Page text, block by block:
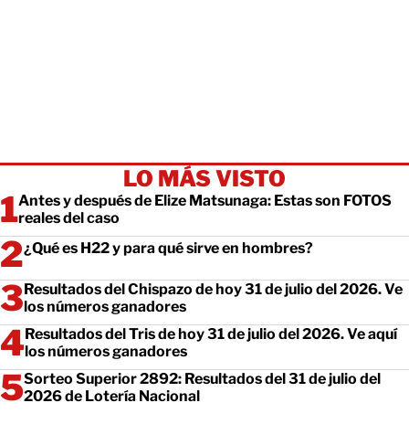
LO MÁS VISTO
Antes y después de Elize Matsunaga: Estas son FOTOS
reales del caso
¿Qué es H22 y para qué sirve en hombres?
Resultados del Chispazo de hoy 31 de julio del 2026. Ve
los números ganadores
Resultados del Tris de hoy 31 de julio del 2026. Ve aquí
los números ganadores
Sorteo Superior 2892: Resultados del 31 de julio del
2026 de Lotería Nacional